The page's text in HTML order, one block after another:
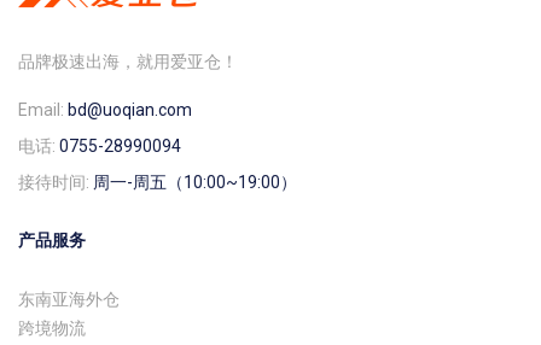
品牌极速出海，就用爱亚仓！
Email: bd@uoqian.com
电话: 0755-28990094
接待时间: 周一-周五（10:00~19:00）
产品服务
东南亚海外仓
跨境物流